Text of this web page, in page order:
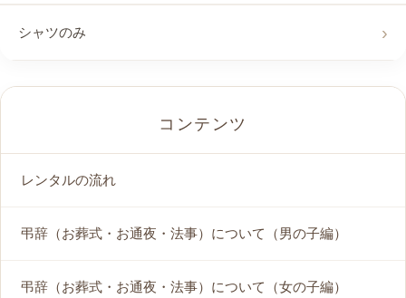
シャツのみ
コンテンツ
レンタルの流れ
弔辞（お葬式・お通夜・法事）について（男の子編）
弔辞（お葬式・お通夜・法事）について（女の子編）